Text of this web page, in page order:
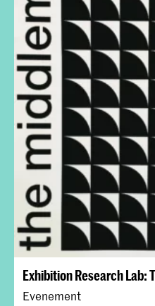
Exhibition Research Lab:
Evenement